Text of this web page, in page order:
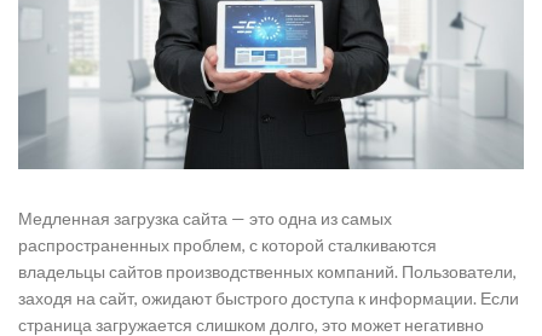
Медленная загрузка сайта — это одна из самых
распространенных проблем, с которой сталкиваются
владельцы сайтов производственных компаний. Пользователи,
заходя на сайт, ожидают быстрого доступа к информации. Если
страница загружается слишком долго, это может негативно